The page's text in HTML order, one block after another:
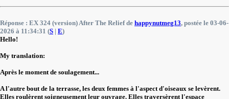
Réponse : EX 324 (version) After The Relief de happynutmeg13, postée le 03-06-
2026 à 11:34:31 (S | E)
Hello!
My translation:
Après le moment de soulagement...
A l'autre bout de la terrasse, les deux femmes à l'aspect d'oiseaux se levèrent.
Elles roulèrent soigneusement leur ouvrage. Elles traversèrent l'espace